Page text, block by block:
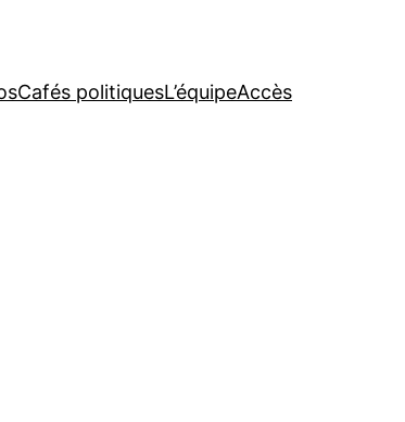
Cafés politiquesL’équipeAccès